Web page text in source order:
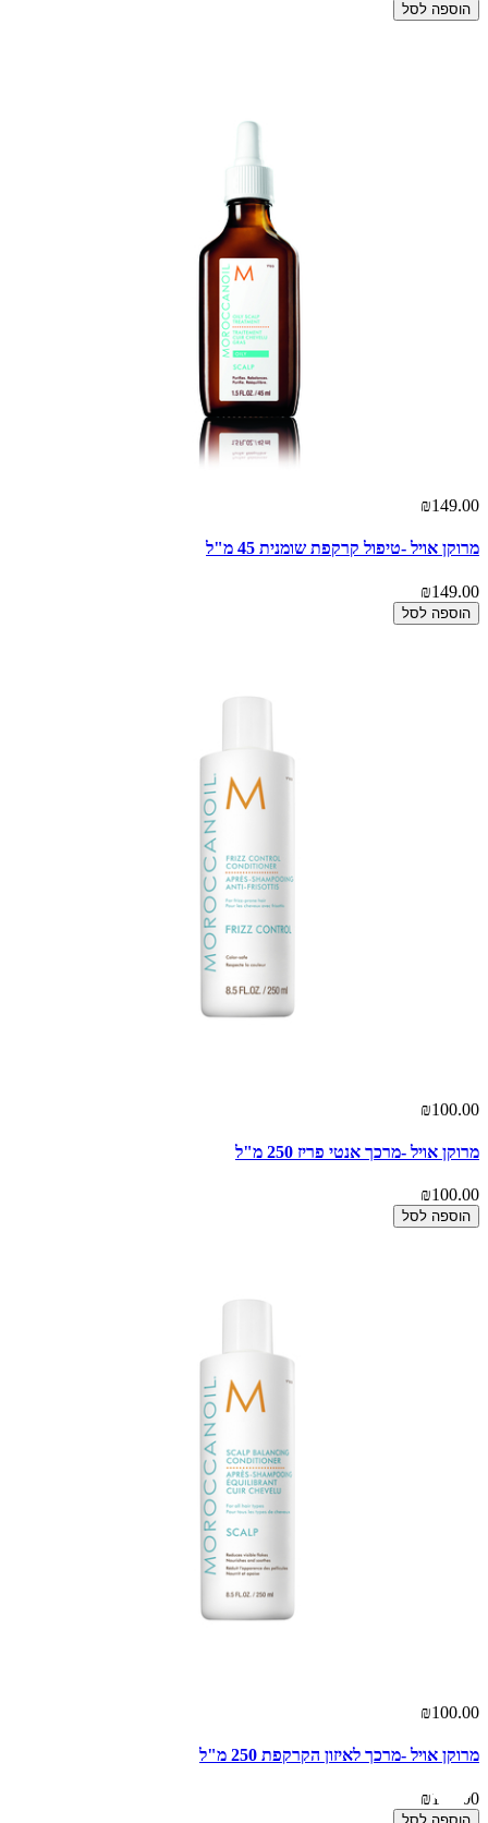
הוספה לסל
₪149.00
מרוקן אויל -טיפול קרקפת שומנית 45 מ"ל
₪149.00
הוספה לסל
₪100.00
מרוקן אויל -מרכך אנטי פריז 250 מ"ל
₪100.00
הוספה לסל
₪100.00
מרוקן אויל -מרכך לאיזון הקרקפת 250 מ"ל
₪100.00